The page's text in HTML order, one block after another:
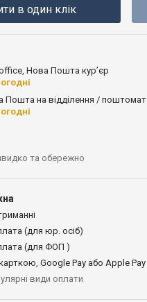
в один клік
Нова Пошта кур’єр
Пошта на відділення / поштомат
та обережно
(для юр. осіб)
(для ФОП )
Google Pay або Apple Pay
види оплати